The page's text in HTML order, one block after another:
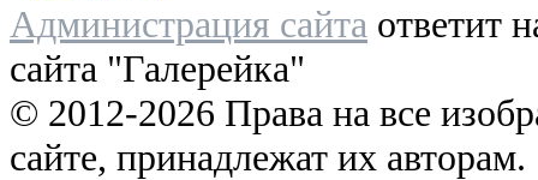
Администрация сайта ответит
сайта "Галерейка"
© 2012-2026 Права на все
сайте, принадлежат их авторам.